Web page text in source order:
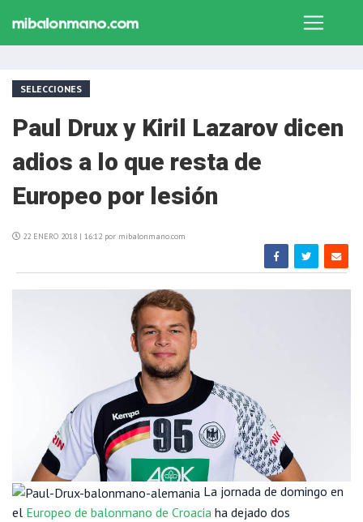
SELECCIONES
Paul Drux y Kiril Lazarov dicen
adios a lo que resta de
Europeo por lesión
22 ENERO 2018 | 16:12 por mibalonmano.com
La jornada de domingo en
el Europeo de balonmano de Croacia ha dejado dos